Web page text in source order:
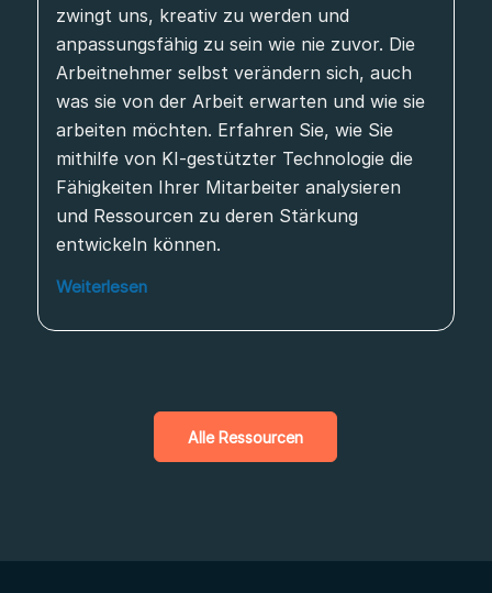
zwingt uns, kreativ zu werden und
anpassungsfähig zu sein wie nie zuvor. Die
Arbeitnehmer selbst verändern sich, auch
was sie von der Arbeit erwarten und wie sie
arbeiten möchten. Erfahren Sie, wie Sie
mithilfe von KI-gestützter Technologie die
Fähigkeiten Ihrer Mitarbeiter analysieren
und Ressourcen zu deren Stärkung
entwickeln können.
Weiterlesen
Alle Ressourcen